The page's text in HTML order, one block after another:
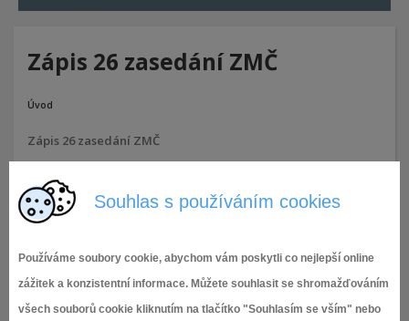
Souhlas s používáním cookies
Používáme soubory cookie, abychom vám poskytli co nejlepší online
zážitek a konzistentní informace. Můžete souhlasit se shromažďováním
všech souborů cookie kliknutím na tlačítko "Souhlasím se vším" nebo
Zápis 26 zasedání ZMČ
Úvod
Zápis 26 zasedání ZMČ
5.10.2018